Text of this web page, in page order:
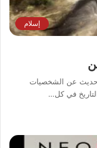
إسلام
حديث عن الشخصيات
في كل…